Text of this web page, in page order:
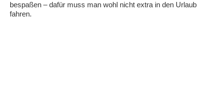
bespaßen – dafür muss man wohl nicht extra in den Urlaub
fahren.